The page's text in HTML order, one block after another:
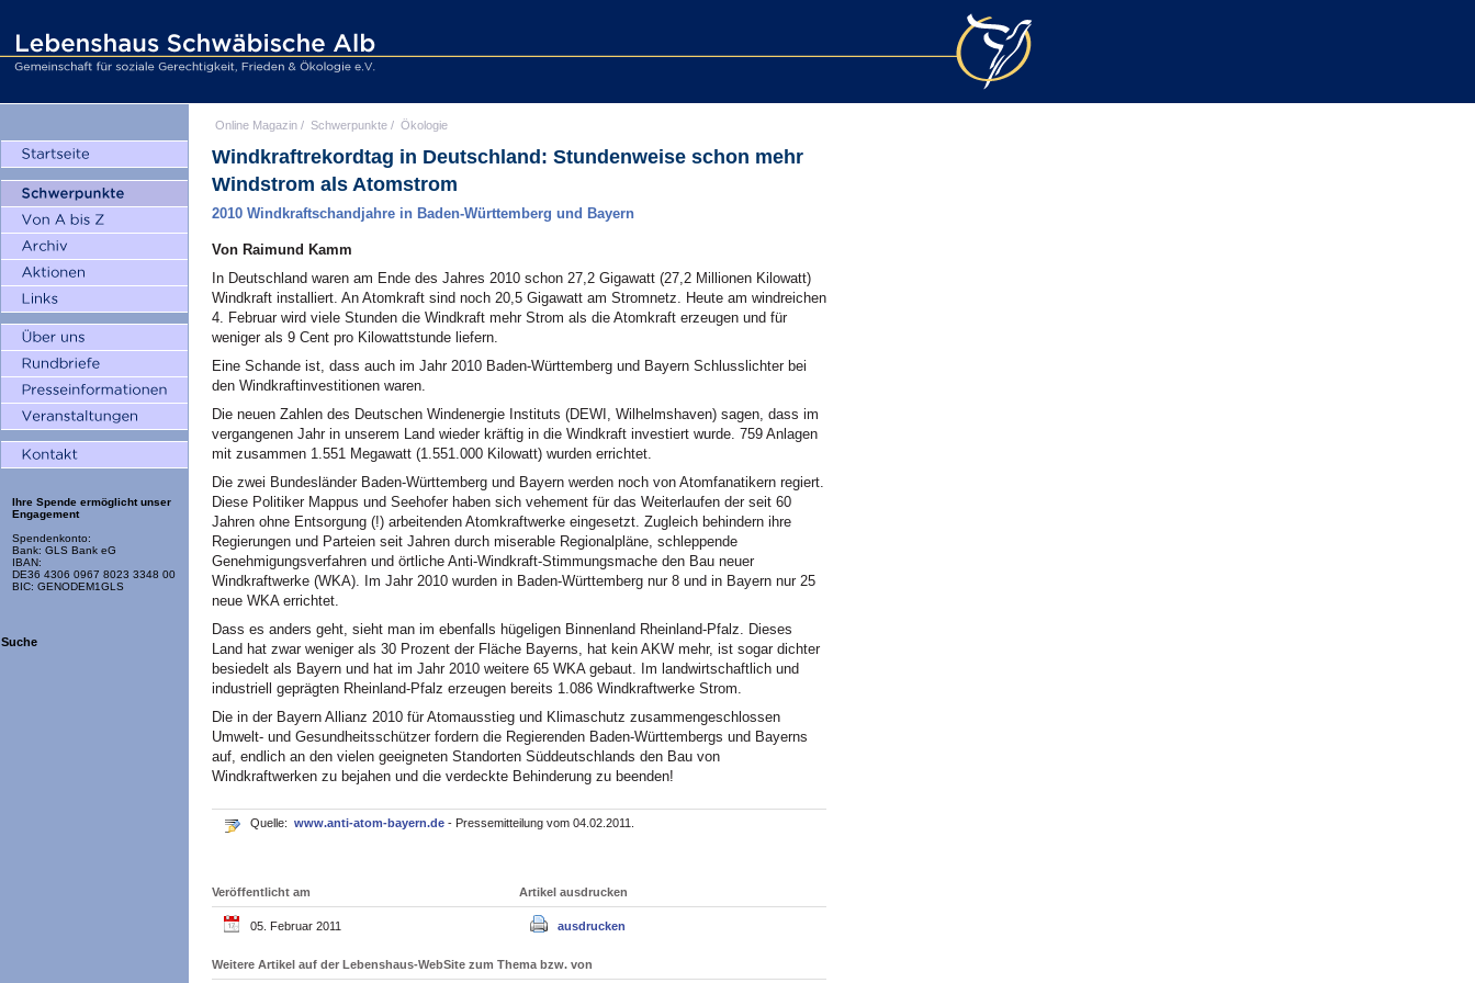
Ihre Spende ermöglicht unser
Engagement
Spendenkonto:
Bank: GLS Bank eG
IBAN:
DE36 4306 0967 8023 3348 00
BIC: GENODEM1GLS
Suche
Online Magazin / Schwerpunkte / Ökologie
Windkraftrekordtag in Deutschland: Stundenweise schon mehr
Windstrom als Atomstrom
2010 Windkraftschandjahre in Baden-Württemberg und Bayern
Von Raimund Kamm
In Deutschland waren am Ende des Jahres 2010 schon 27,2 Gigawatt (27,2 Millionen Kilowatt)
Windkraft installiert. An Atomkraft sind noch 20,5 Gigawatt am Stromnetz. Heute am windreichen
4. Februar wird viele Stunden die Windkraft mehr Strom als die Atomkraft erzeugen und für
weniger als 9 Cent pro Kilowattstunde liefern.
Eine Schande ist, dass auch im Jahr 2010 Baden-Württemberg und Bayern Schlusslichter bei
den Windkraftinvestitionen waren.
Die neuen Zahlen des Deutschen Windenergie Instituts (DEWI, Wilhelmshaven) sagen, dass im
vergangenen Jahr in unserem Land wieder kräftig in die Windkraft investiert wurde. 759 Anlagen
mit zusammen 1.551 Megawatt (1.551.000 Kilowatt) wurden errichtet.
Die zwei Bundesländer Baden-Württemberg und Bayern werden noch von Atomfanatikern regiert.
Diese Politiker Mappus und Seehofer haben sich vehement für das Weiterlaufen der seit 60
Jahren ohne Entsorgung (!) arbeitenden Atomkraftwerke eingesetzt. Zugleich behindern ihre
Regierungen und Parteien seit Jahren durch miserable Regionalpläne, schleppende
Genehmigungsverfahren und örtliche Anti-Windkraft-Stimmungsmache den Bau neuer
Windkraftwerke (WKA). Im Jahr 2010 wurden in Baden-Württemberg nur 8 und in Bayern nur 25
neue WKA errichtet.
Dass es anders geht, sieht man im ebenfalls hügeligen Binnenland Rheinland-Pfalz. Dieses
Land hat zwar weniger als 30 Prozent der Fläche Bayerns, hat kein AKW mehr, ist sogar dichter
besiedelt als Bayern und hat im Jahr 2010 weitere 65 WKA gebaut. Im landwirtschaftlich und
industriell geprägten Rheinland-Pfalz erzeugen bereits 1.086 Windkraftwerke Strom.
Die in der Bayern Allianz 2010 für Atomausstieg und Klimaschutz zusammengeschlossen
Umwelt- und Gesundheitsschützer fordern die Regierenden Baden-Württembergs und Bayerns
auf, endlich an den vielen geeigneten Standorten Süddeutschlands den Bau von
Windkraftwerken zu bejahen und die verdeckte Behinderung zu beenden!
Quelle: www.anti-atom-bayern.de - Pressemitteilung vom 04.02.2011.
Veröffentlicht am
05. Februar 2011
Artikel ausdrucken
ausdrucken
Weitere Artikel auf der Lebenshaus-WebSite zum Thema bzw. von